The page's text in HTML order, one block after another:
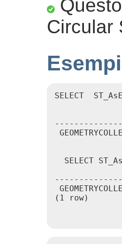
Circular
Esempi
SELECT
SELECT
(1 row)